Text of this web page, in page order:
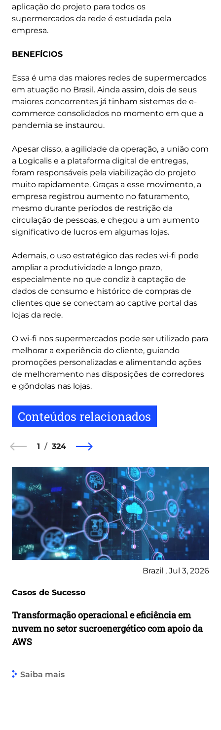
aplicação do projeto para todos os
supermercados da rede é estudada pela
empresa.
BENEFÍCIOS
Essa é uma das maiores redes de supermercados
em atuação no Brasil. Ainda assim, dois de seus
maiores concorrentes já tinham sistemas de e-
commerce consolidados no momento em que a
pandemia se instaurou.
Apesar disso, a agilidade da operação, a união com
a Logicalis e a plataforma digital de entregas,
foram responsáveis pela viabilização do projeto
muito rapidamente. Graças a esse movimento, a
empresa registrou aumento no faturamento,
mesmo durante períodos de restrição da
circulação de pessoas, e chegou a um aumento
significativo de lucros em algumas lojas.
Ademais, o uso estratégico das redes wi-fi pode
ampliar a produtividade a longo prazo,
especialmente no que condiz à captação de
dados de consumo e histórico de compras de
clientes que se conectam ao captive portal das
lojas da rede.
O wi-fi nos supermercados pode ser utilizado para
melhorar a experiência do cliente, guiando
promoções personalizadas e alimentando ações
de melhoramento nas disposições de corredores
e gôndolas nas lojas.
Conteúdos relacionados
1 324
Brazil , Jul 3, 2026
Casos de Sucesso
Transformação operacional e eficiência em
nuvem no setor sucroenergético com apoio da
AWS
Saiba mais